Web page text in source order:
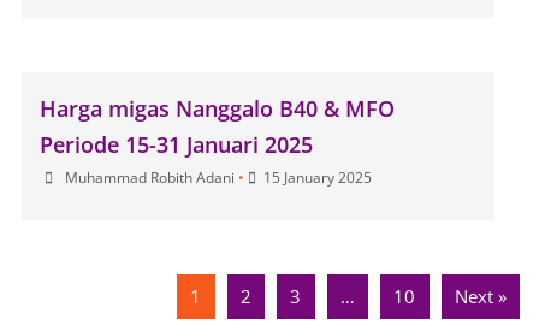
Harga migas Nanggalo B40 & MFO
Periode 15-31 Januari 2025
Muhammad Robith Adani • 15 January 2025
1 2 3 … 10 Next »